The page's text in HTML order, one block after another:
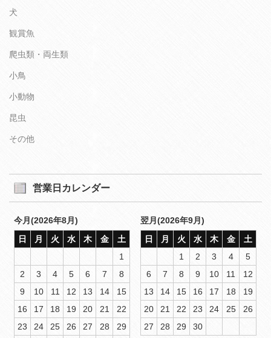
犬
観賞魚
爬虫類・両生類
小鳥
小動物
昆虫
その他
営業日カレンダー
今月(2026年8月)
日
月 火 水 木 金
土
1
2
3 4 5 6 7
8
9
10 11 12 13 14
15
16
17 18 19 20 21
22
23
24 25 26 27 28
29
翌月(2026年9月)
日
月 火 水 木 金
土
1
2 3 4
5
6
7 8 9 10 11
12
13
14 15 16 17 18
19
20
21 22 23 24 25
26
27
28 29 30